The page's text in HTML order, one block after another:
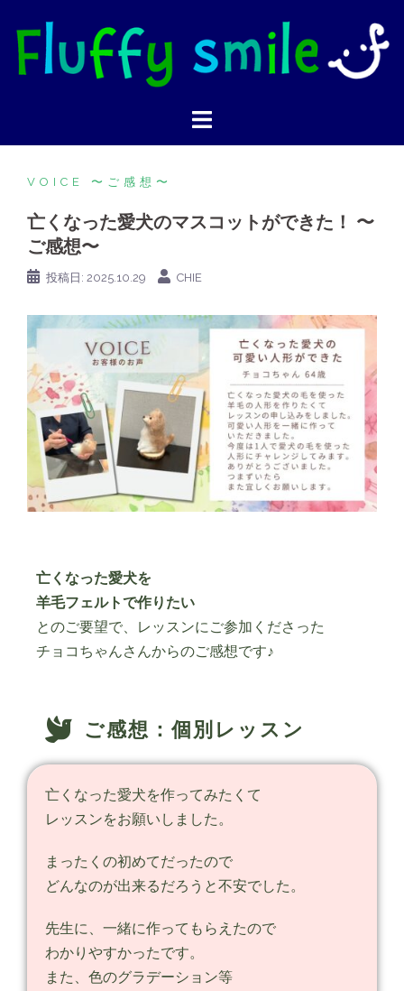
VOICE 〜ご感想〜
亡くなった愛犬のマスコットができた！ 〜
ご感想〜
投稿日: 2025.10.29 CHIE
亡くなった愛犬を
羊毛フェルトで作りたい
とのご要望で、レッスンにご参加くださった
チョコちゃんさんからのご感想です♪
ご感想：個別レッスン
亡くなった愛犬を作ってみたくて
レッスンをお願いしました。
まったくの初めてだったので
どんなのが出来るだろうと不安でした。
先生に、一緒に作ってもらえたので
わかりやすかったです。
また、色のグラデーション等